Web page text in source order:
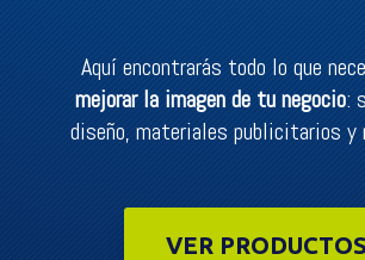
Aquí encontrarás todo lo que
mejorar la imagen de tu negocio:
diseño, materiales publicitarios y
VER PRODUCTOS